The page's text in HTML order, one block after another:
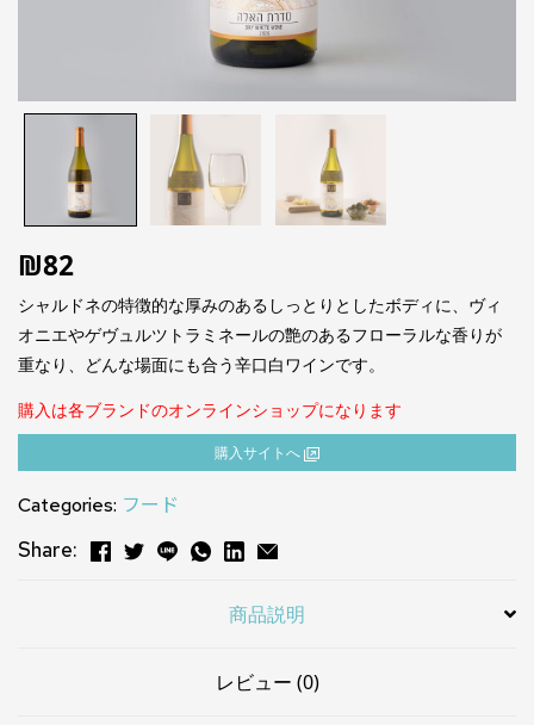
₪82
シャルドネの特徴的な厚みのあるしっとりとしたボディに、ヴィ
オニエやゲヴュルツトラミネールの艶のあるフローラルな香りが
重なり、どんな場面にも合う辛口白ワインです。
購入は各ブランドのオンラインショップになります
購⼊サイトへ
Categories: フード
Share:
商品説明
レビュー (0)